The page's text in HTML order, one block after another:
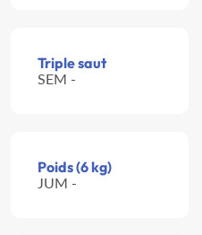
Triple saut
SEM -
Poids (6 kg)
JUM -